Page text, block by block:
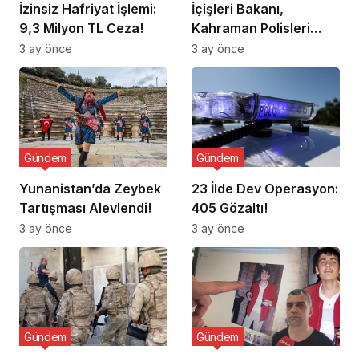
İzinsiz Hafriyat İşlemi:
9,3 Milyon TL Ceza!
3 ay önce
İçişleri Bakanı,
Kahraman Polisleri
Ziyaret Etti
3 ay önce
Yunanistan’da Zeybek
Tartışması Alevlendi!
Gündem
3 ay önce
23 İlde Dev Operasyon:
405 Gözaltı!
Gündem
3 ay önce
Gündem Gündem